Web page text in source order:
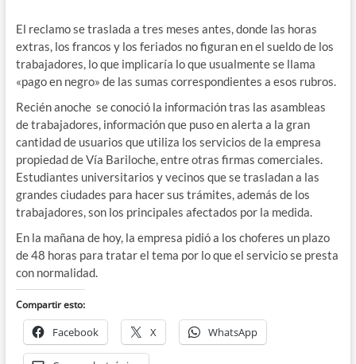
El reclamo se traslada a tres meses antes, donde las horas
extras, los francos y los feriados no figuran en el sueldo de los
trabajadores, lo que implicaría lo que usualmente se llama
«pago en negro» de las sumas correspondientes a esos rubros.
Recién anoche se conoció la información tras las asambleas
de trabajadores, información que puso en alerta a la gran
cantidad de usuarios que utiliza los servicios de la empresa
propiedad de Vía Bariloche, entre otras firmas comerciales.
Estudiantes universitarios y vecinos que se trasladan a las
grandes ciudades para hacer sus trámites, además de los
trabajadores, son los principales afectados por la medida.
En la mañana de hoy, la empresa pidió a los choferes un plazo
de 48 horas para tratar el tema por lo que el servicio se presta
con normalidad.
Compartir esto:
Facebook X WhatsApp